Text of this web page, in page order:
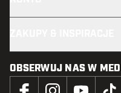
OBSERWUJ NAS W